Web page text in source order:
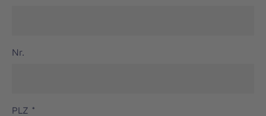
Nr.
PLZ *